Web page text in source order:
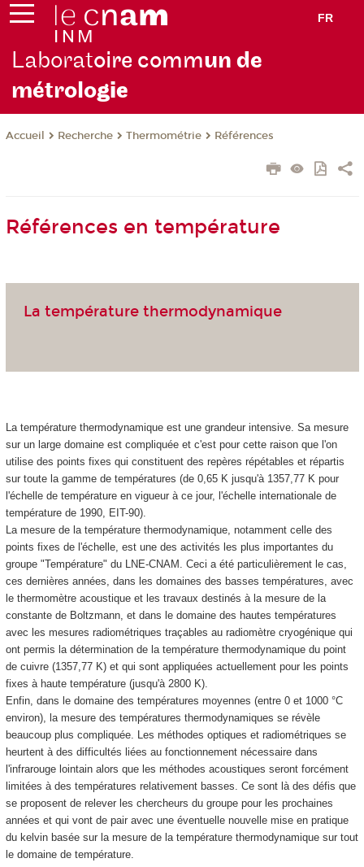
FR
Laboratoire commun de
métrologie
Accueil Recherche Thermométrie Références
Références en température
La température thermodynamique
La température thermodynamique est une grandeur intensive. Sa mesure
sur un large domaine est compliquée et c'est pour cette raison que l'on
utilise des points fixes qui constituent des repères répétables et répartis
sur toute la gamme de températures (de 0,65 K jusqu'à 1357,77 K pour
l'échelle de température en vigueur à ce jour, l'échelle internationale de
température de 1990, EIT-90).
La mesure de la température thermodynamique, notamment celle des
points fixes de l'échelle, est une des activités les plus importantes du
groupe "Température" du LNE-CNAM. Ceci a été particulièrement le cas,
ces dernières années, dans les domaines des basses températures, avec
le thermomètre acoustique et les travaux destinés à la mesure de la
constante de Boltzmann, et dans le domaine des hautes températures
avec les mesures radiométriques traçables au radiomètre cryogénique qui
ont permis la détermination de la température thermodynamique du point
de cuivre (1357,77 K) et qui sont appliquées actuellement pour les points
fixes à haute température (jusqu'à 2800 K).
Enfin, dans le domaine des températures moyennes (entre 0 et 1000 °C
environ), la mesure des températures thermodynamiques se révèle
beaucoup plus compliquée. Les méthodes optiques et radiométriques se
heurtent à des difficultés liées au fonctionnement nécessaire dans
l'infrarouge lointain alors que les méthodes acoustiques seront forcément
limitées à des températures relativement basses. Ce sont là des défis que
se proposent de relever les chercheurs du groupe pour les prochaines
années et qui vont de pair avec une éventuelle nouvelle mise en pratique
du kelvin basée sur la mesure de la température thermodynamique sur tout
le domaine de température.